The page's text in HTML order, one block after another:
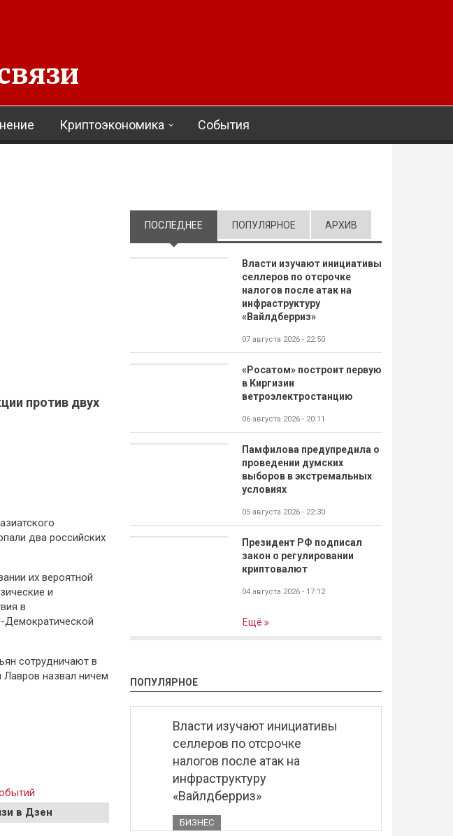
Криптоэкономика События
против двух
два российских
их вероятной
и
в
Демократической
сотрудничают в
назвал ничем
в Дзен
ПОСЛЕДНЕЕ (АКТИВНАЯ ВКЛАДКА)
ПОПУЛЯРНОЕ АРХИВ
Власти изучают инициативы
селлеров по отсрочке
налогов после атак на
инфраструктуру
«Вайлдберриз»
07 августа 2026 - 22:50
«Росатом» построит первую
в Киргизии
ветроэлектростанцию
06 августа 2026 - 20:11
Памфилова предупредила о
проведении думских
выборов в экстремальных
условиях
05 августа 2026 - 22:30
Президент РФ подписал
закон о регулировании
криптовалют
04 августа 2026 - 17:12
Ещё
ПОПУЛЯРНОЕ
Власти изучают инициативы
селлеров по отсрочке
налогов после атак на
инфраструктуру
«Вайлдберриз»
БИЗНЕС